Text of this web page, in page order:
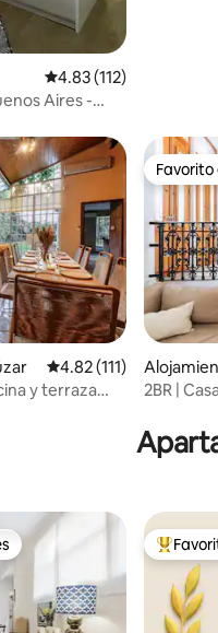
Calificación promedio:
4.83 (112)
Aires -
Calificación promedio:
4.82 (111)
y terraza
2BR |